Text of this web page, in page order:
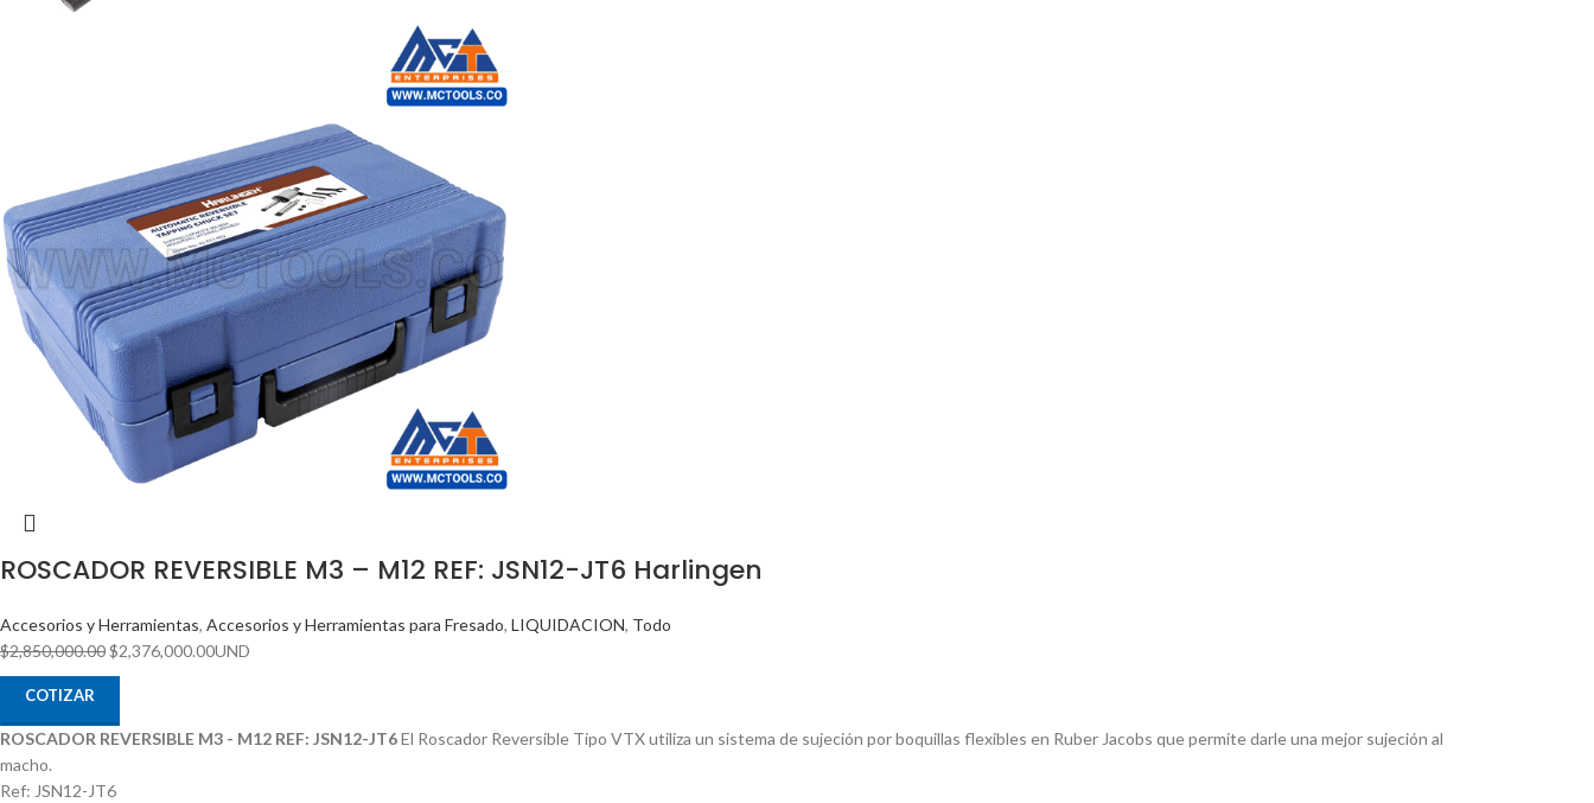
ROSCADOR REVERSIBLE M3 – M12 REF: JSN12-JT6 Harlingen
Accesorios y Herramientas, Accesorios y Herramientas para Fresado, LIQUIDACION, Todo
$2,850,000.00$2,376,000.00UND
COTIZAR
ROSCADOR REVERSIBLE M3 - M12 REF: JSN12-JT6El Roscador Reversible Tipo VTX utiliza un sistema de sujeción por boquillas flexibles en Ruber Jacobs que permite darle una mejor sujeción al
macho.
Ref: JSN12-JT6